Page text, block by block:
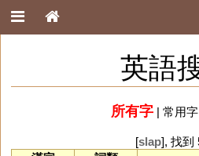
英語
所有字| 常用字
[slap], 找到